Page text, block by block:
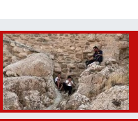
SİYASET
SPOR